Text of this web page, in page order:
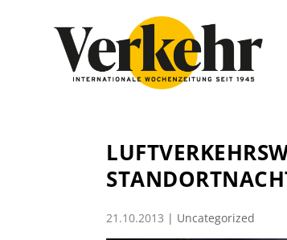
21.10.2013 | Uncategorized